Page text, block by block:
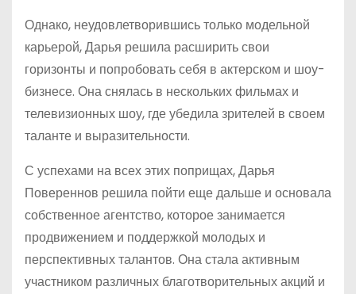
Однако, неудовлетворившись только модельной
карьерой, Дарья решила расширить свои
горизонты и попробовать себя в актерском и шоу-
бизнесе. Она снялась в нескольких фильмах и
телевизионных шоу, где убедила зрителей в своем
таланте и выразительности.
С успехами на всех этих поприщах, Дарья
Повереннов решила пойти еще дальше и основала
собственное агентство, которое занимается
продвижением и поддержкой молодых и
перспективных талантов. Она стала активным
участником различных благотворительных акций и